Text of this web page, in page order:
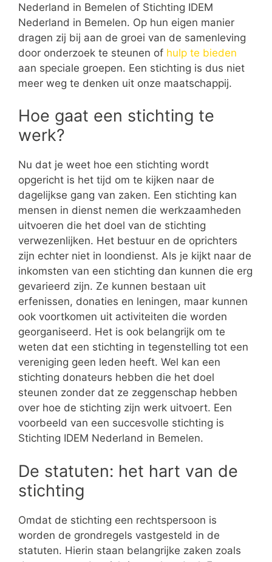
Nederland in Bemelen of Stichting IDEM
Nederland in Bemelen. Op hun eigen manier
dragen zij bij aan de groei van de samenleving
door onderzoek te steunen of hulp te bieden
aan speciale groepen. Een stichting is dus niet
meer weg te denken uit onze maatschappij.
Hoe gaat een stichting te
werk?
Nu dat je weet hoe een stichting wordt
opgericht is het tijd om te kijken naar de
dagelijkse gang van zaken. Een stichting kan
mensen in dienst nemen die werkzaamheden
uitvoeren die het doel van de stichting
verwezenlijken. Het bestuur en de oprichters
zijn echter niet in loondienst. Als je kijkt naar de
inkomsten van een stichting dan kunnen die erg
gevarieerd zijn. Ze kunnen bestaan uit
erfenissen, donaties en leningen, maar kunnen
ook voortkomen uit activiteiten die worden
georganiseerd. Het is ook belangrijk om te
weten dat een stichting in tegenstelling tot een
vereniging geen leden heeft. Wel kan een
stichting donateurs hebben die het doel
steunen zonder dat ze zeggenschap hebben
over hoe de stichting zijn werk uitvoert. Een
voorbeeld van een succesvolle stichting is
Stichting IDEM Nederland in Bemelen.
De statuten: het hart van de
stichting
Omdat de stichting een rechtspersoon is
worden de grondregels vastgesteld in de
statuten. Hierin staan belangrijke zaken zoals